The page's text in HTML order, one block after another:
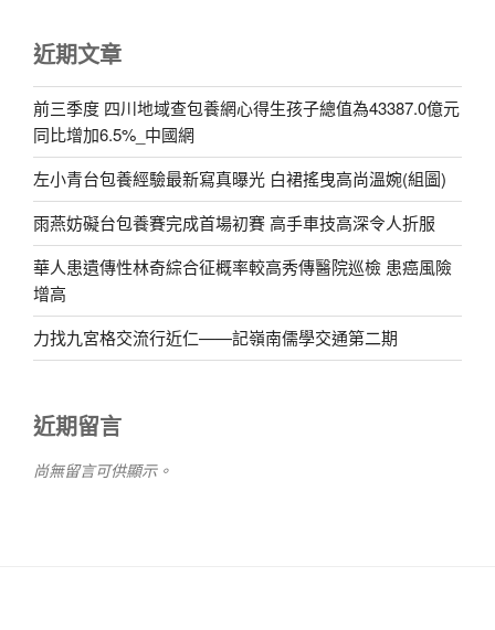
近期文章
前三季度 四川地域查包養網心得生孩子總值為43387.0億元
同比增加6.5%_中國網
左小青台包養經驗最新寫真曝光 白裙搖曳高尚溫婉(組圖)
雨燕妨礙台包養賽完成首場初賽 高手車技高深令人折服
華人患遺傳性林奇綜合征概率較高秀傳醫院巡檢 患癌風險
增高
力找九宮格交流行近仁——記嶺南儒學交通第二期
近期留言
尚無留言可供顯示。